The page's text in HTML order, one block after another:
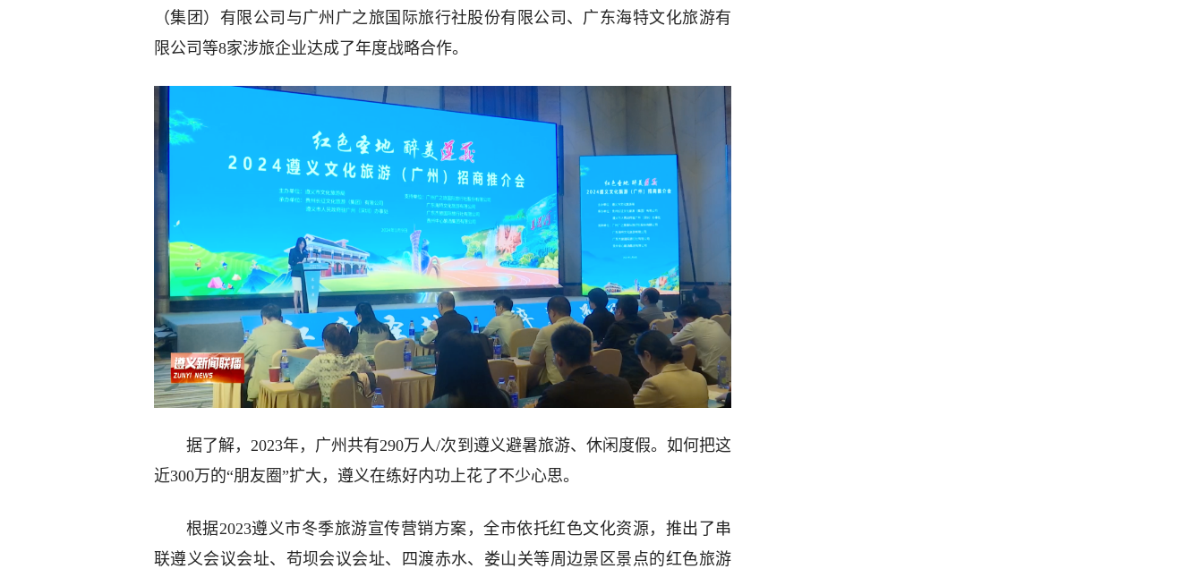
（集团）有限公司与广州广之旅国际旅行社股份有限公司、广东海特文化旅游有
限公司等8家涉旅企业达成了年度战略合作。
据了解，2023年，广州共有290万人/次到遵义避暑旅游、休闲度假。如何把这
近300万的“朋友圈”扩大，遵义在练好内功上花了不少心思。
根据2023遵义市冬季旅游宣传营销方案，全市依托红色文化资源，推出了串
联遵义会议会址、苟坝会议会址、四渡赤水、娄山关等周边景区景点的红色旅游